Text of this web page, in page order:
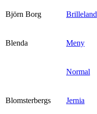
Björn Borg Brilleland
Blenda Meny
Normal
Blomsterbergs Jernia